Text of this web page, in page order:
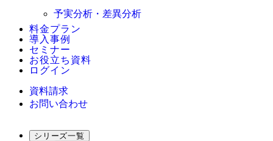
予実分析・差異分析
料金プラン
導入事例
セミナー
お役立ち資料
ログイン
資料請求
お問い合わせ
シリーズ一覧